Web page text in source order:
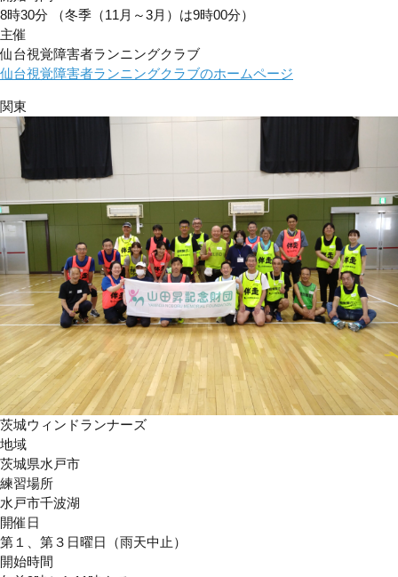
8時30分 （冬季（11月～3月）は9時00分）
主催
仙台視覚障害者ランニングクラブ
仙台視覚障害者ランニングクラブのホームページ
関東
茨城ウィンドランナーズ
地域
茨城県水戸市
練習場所
水戸市千波湖
開催日
第１、第３日曜日（雨天中止）
開始時間